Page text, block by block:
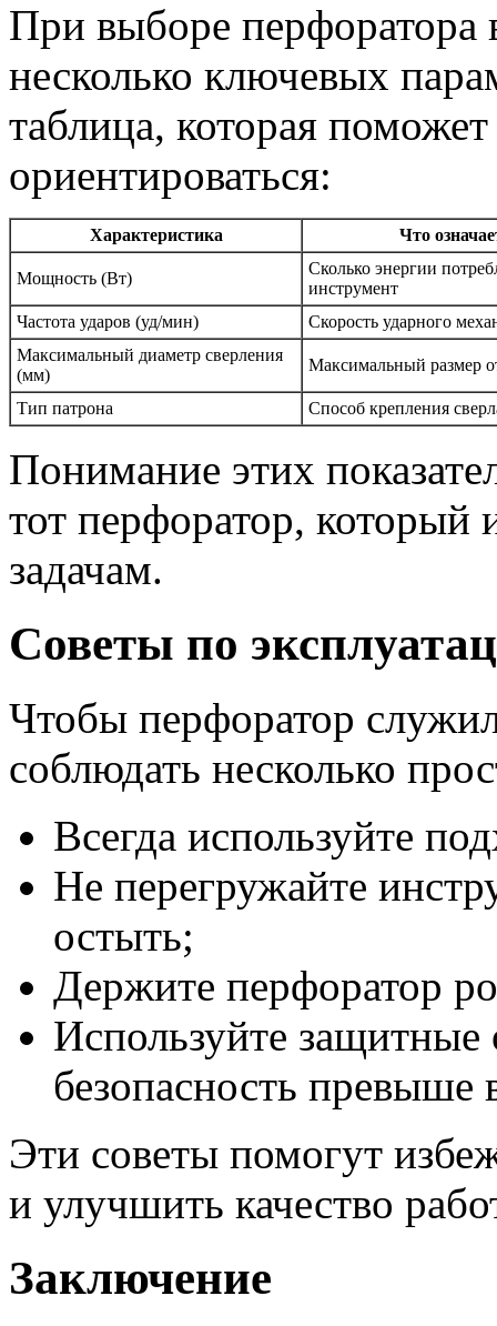
При выборе перфоратора
несколько ключевых
таблица, которая
ориентироваться:
Характеристика Что
Мощность (Вт)
Сколько энергии
инструмент
Частота ударов (уд/мин)
Скорость ударного
Максимальный диаметр сверления
(мм)
Максимальный размер
Тип патрона Способ крепления
Понимание этих
тот перфоратор,
задачам.
Советы по
Чтобы перфоратор
соблюдать несколько
Всегда используйте
Не перегружайте
остыть;
Держите перфоратор
Используйте защитные
безопасность превыше
Эти советы помогут
и улучшить качество
Заключение